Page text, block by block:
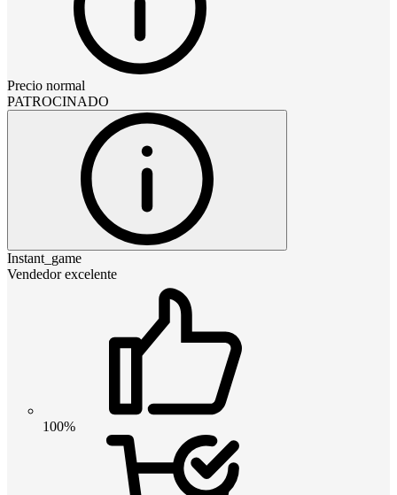
Precio normal
PATROCINADO
Instant_game
Vendedor excelente
100%